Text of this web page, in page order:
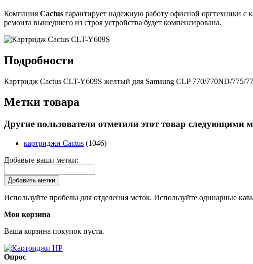
Компания Cactus гарантирует надежную работу офисной оргтехники с
ремонта вышедшего из строя устройства будет компенсирована.
Подробности
Картридж Cactus CLT-Y609S желтый для Samsung CLP 770/770ND/775/
Метки товара
Другие пользователи отметили этот товар следующими
картриджи Cactus (1046)
Добавьте ваши метки:
Добавить метки
Используйте пробелы для отделения меток. Используйте одинарные
Моя корзина
Ваша корзина покупок пуста.
Опрос